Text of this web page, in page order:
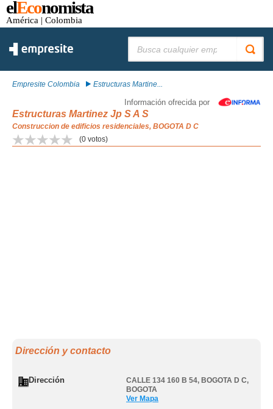
elEconomista
América | Colombia
Empresite Colombia Estructuras Martine...
Información ofrecida por
Estructuras Martinez Jp S A S
Construccion de edificios residenciales, BOGOTA D C
(0 votos)
Dirección y contacto
Dirección CALLE 134 160 B 54, BOGOTA D C,
BOGOTA
Ver Mapa